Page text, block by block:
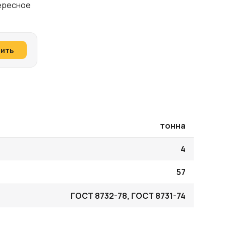
тонна
4
57
ГОСТ 8732-78, ГОСТ 8731-74